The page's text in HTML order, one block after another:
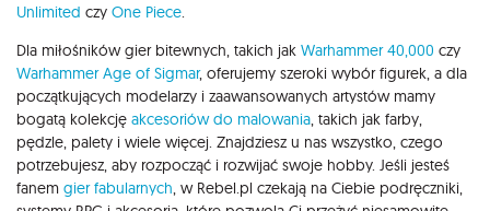
Unlimited czy One Piece.
Dla miłośników gier bitewnych, takich jak Warhammer 40,000 czy
Warhammer Age of Sigmar, oferujemy szeroki wybór figurek, a dla
początkujących modelarzy i zaawansowanych artystów mamy
bogatą kolekcję akcesoriów do malowania, takich jak farby,
pędzle, palety i wiele więcej. Znajdziesz u nas wszystko, czego
potrzebujesz, aby rozpocząć i rozwijać swoje hobby. Jeśli jesteś
fanem gier fabularnych, w Rebel.pl czekają na Ciebie podręczniki,